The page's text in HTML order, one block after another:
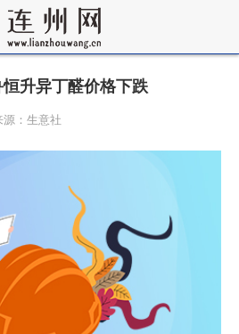
升异丁醛价格下跌
源：生意社